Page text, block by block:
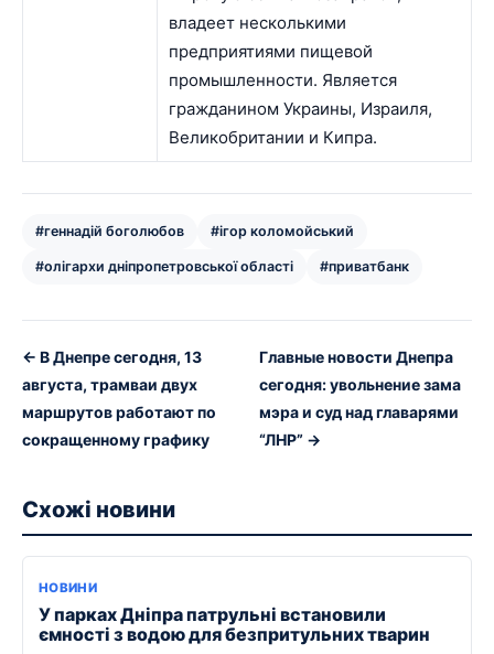
владеет несколькими
предприятиями пищевой
промышленности. Является
гражданином Украины, Израиля,
Великобритании и Кипра.
#геннадій боголюбов #ігор коломойський
#олігархи дніпропетровської області #приватбанк
← В Днепре сегодня, 13
августа, трамваи двух
маршрутов работают по
сокращенному графику
Главные новости Днепра
сегодня: увольнение зама
мэра и суд над главарями
“ЛНР” →
Схожі новини
НОВИНИ
У парках Дніпра патрульні встановили
ємності з водою для безпритульних тварин